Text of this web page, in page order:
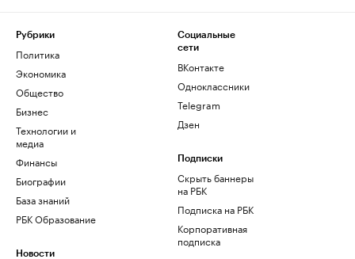
Рубрики
Политика
Экономика
Общество
Бизнес
Технологии и
медиа
Финансы
Биографии
База знаний
РБК Образование
Новости
Социальные
сети
ВКонтакте
Одноклассники
Telegram
Дзен
Подписки
Скрыть баннеры
на РБК
Подписка на РБК
Корпоративная
подписка